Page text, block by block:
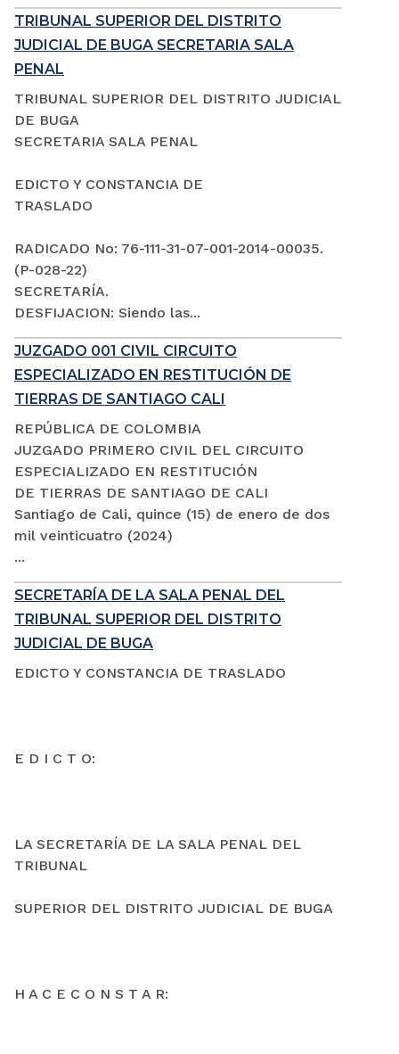
TRIBUNAL SUPERIOR DEL DISTRITO
JUDICIAL DE BUGA SECRETARIA SALA
PENAL
TRIBUNAL SUPERIOR DEL DISTRITO JUDICIAL
DE BUGA
SECRETARIA SALA PENAL
EDICTO Y CONSTANCIA DE
TRASLADO
RADICADO No: 76-111-31-07-001-2014-00035.
(P-028-22)
SECRETARÍA.
DESFIJACION: Siendo las...
JUZGADO 001 CIVIL CIRCUITO
ESPECIALIZADO EN RESTITUCIÓN DE
TIERRAS DE SANTIAGO CALI
REPÚBLICA DE COLOMBIA
JUZGADO PRIMERO CIVIL DEL CIRCUITO
ESPECIALIZADO EN RESTITUCIÓN
DE TIERRAS DE SANTIAGO DE CALI
Santiago de Cali, quince (15) de enero de dos
mil veinticuatro (2024)
...
SECRETARÍA DE LA SALA PENAL DEL
TRIBUNAL SUPERIOR DEL DISTRITO
JUDICIAL DE BUGA
EDICTO Y CONSTANCIA DE TRASLADO
E D I C T O:
LA SECRETARÍA DE LA SALA PENAL DEL
TRIBUNAL
SUPERIOR DEL DISTRITO JUDICIAL DE BUGA
H A C E C O N S T A R: